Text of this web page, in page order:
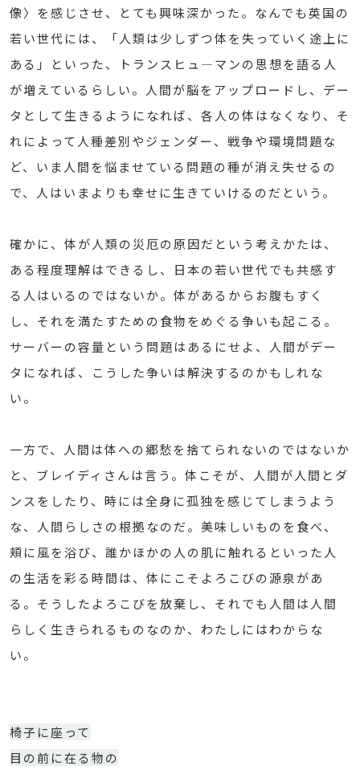
像〉を感じさせ、とても興味深かった。なんでも英国の
若い世代には、「人類は少しずつ体を失っていく途上に
ある」といった、トランスヒュ―マンの思想を語る人
が増えているらしい。人間が脳をアップロードし、デー
タとして生きるようになれば、各人の体はなくなり、そ
れによって人種差別やジェンダー、戦争や環境問題な
ど、いま人間を悩ませている問題の種が消え失せるの
で、人はいまよりも幸せに生きていけるのだという。
確かに、体が人類の災厄の原因だという考えかたは、
ある程度理解はできるし、日本の若い世代でも共感す
る人はいるのではないか。体があるからお腹もすく
し、それを満たすための食物をめぐる争いも起こる。
サーバーの容量という問題はあるにせよ、人間がデー
タになれば、こうした争いは解決するのかもしれな
い。
一方で、人間は体への郷愁を捨てられないのではないか
と、ブレイディさんは言う。体こそが、人間が人間とダ
ンスをしたり、時には全身に孤独を感じてしまうよう
な、人間らしさの根拠なのだ。美味しいものを食べ、
頬に風を浴び、誰かほかの人の肌に触れるといった人
の生活を彩る時間は、体にこそよろこびの源泉があ
る。そうしたよろこびを放棄し、それでも人間は人間
らしく生きられるものなのか、わたしにはわからな
い。
椅子に座って
目の前に在る物の